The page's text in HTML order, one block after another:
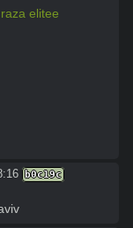
elitee
b0c19c